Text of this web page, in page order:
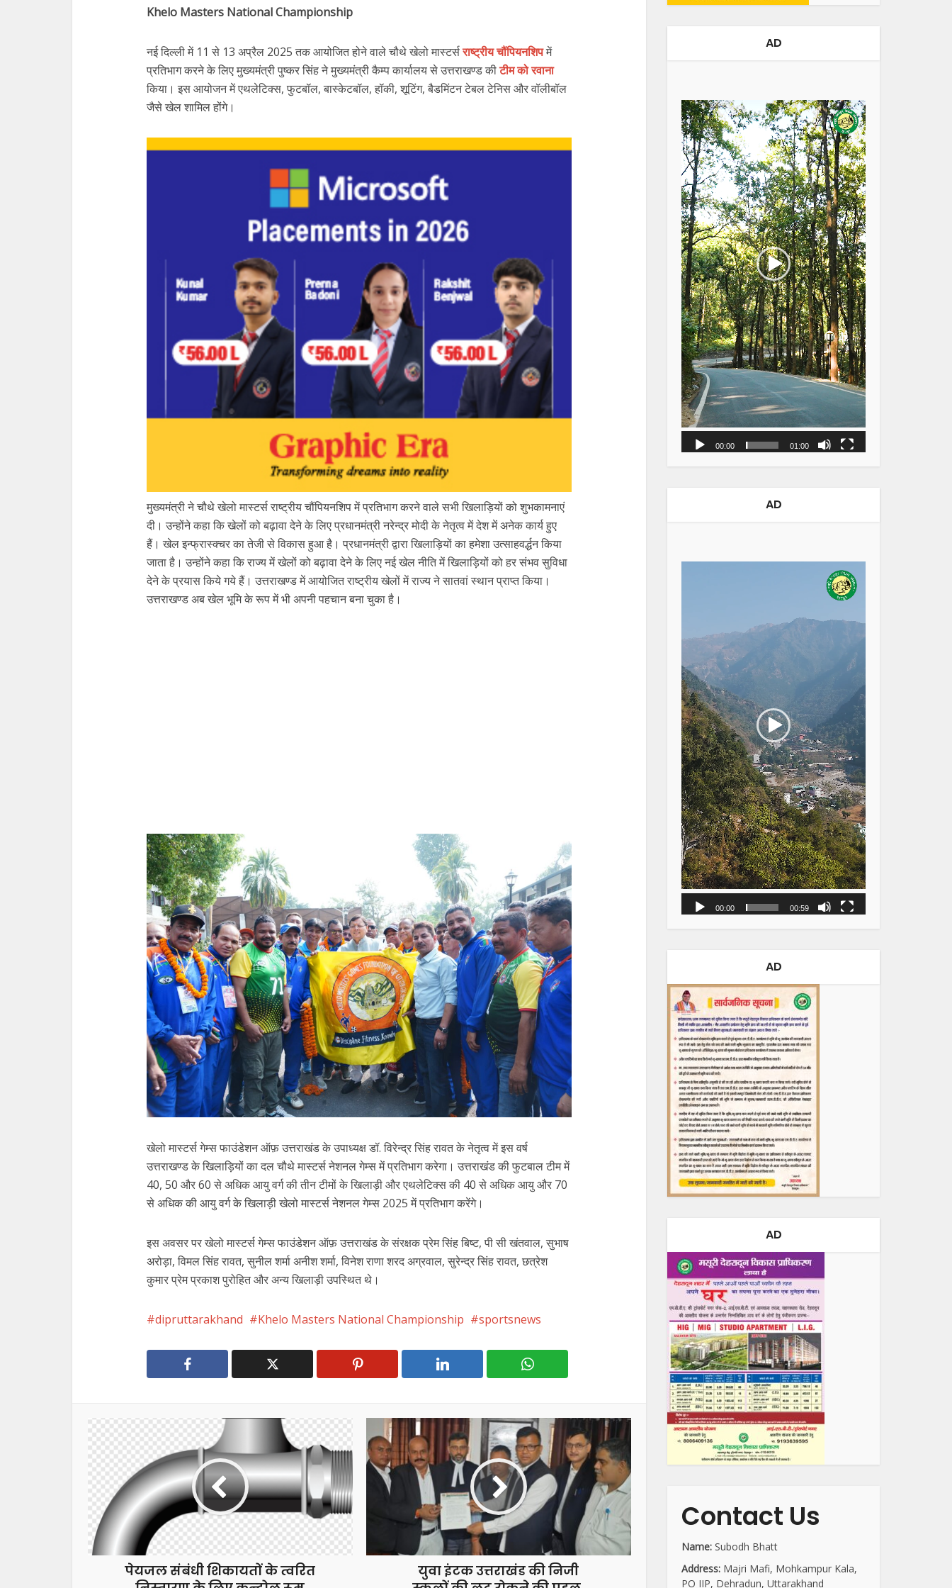
Khelo Masters National Championship
नई दिल्ली में 11 से 13 अप्रैल 2025 तक आयोजित होने वाले चौथे खेलो मास्टर्सराष्ट्रीय चौंपियनशिपमें
प्रतिभाग करने के लिए मुख्यमंत्री पुष्कर सिंह ने मुख्यमंत्री कैम्प कार्यालय से उत्तराखण्ड कीटीम को रवाना
किया। इस आयोजन में एथलेटिक्स, फुटबॉल, बास्केटबॉल, हॉकी, शूटिंग, बैडमिंटन टेबल टेनिस और वॉलीबॉल
जैसे खेल शामिल होंगे।
मुख्यमंत्री ने चौथे खेलो मास्टर्स राष्ट्रीय चौंपियनशिप में प्रतिभाग करने वाले सभी खिलाड़ियों को शुभकामनाएं
दी। उन्होंने कहा कि खेलों को बढ़ावा देने के लिए प्रधानमंत्री नरेन्द्र मोदी के नेतृत्व में देश में अनेक कार्य हुए
हैं। खेल इन्फ्रास्क्चर का तेजी से विकास हुआ है। प्रधानमंत्री द्वारा खिलाड़ियों का हमेशा उत्साहवर्द्धन किया
जाता है। उन्होंने कहा कि राज्य में खेलों को बढ़ावा देने के लिए नई खेल नीति में खिलाड़ियों को हर संभव सुविधा
देने के प्रयास किये गये हैं। उत्तराखण्ड में आयोजित राष्ट्रीय खेलों में राज्य ने सातवां स्थान प्राप्त किया।
उत्तराखण्ड अब खेल भूमि के रूप में भी अपनी पहचान बना चुका है।
खेलो मास्टर्स गेम्स फाउंडेशन ऑफ़ उत्तराखंड के उपाध्यक्ष डॉ. विरेन्द्र सिंह रावत के नेतृत्व में इस वर्ष
उत्तराखण्ड के खिलाड़ियों का दल चौथे मास्टर्स नेशनल गेम्स में प्रतिभाग करेगा। उत्तराखंड की फुटबाल टीम में
40, 50 और 60 से अधिक आयु वर्ग की तीन टीमों के खिलाड़ी और एथलेटिक्स की 40 से अधिक आयु और 70
से अधिक की आयु वर्ग के खिलाड़ी खेलो मास्टर्स नेशनल गेम्स 2025 में प्रतिभाग करेंगे।
इस अवसर पर खेलो मास्टर्स गेम्स फाउंडेशन ऑफ़ उत्तराखंड के संरक्षक प्रेम सिंह बिष्ट, पी सी खंतवाल, सुभाष
अरोड़ा, विमल सिंह रावत, सुनील शर्मा अनीश शर्मा, विनेश राणा शरद अग्रवाल, सुरेन्द्र सिंह रावत, छत्रेश
कुमार प्रेम प्रकाश पुरोहित और अन्य खिलाड़ी उपस्थित थे।
dipruttarakhand Khelo Masters National Championship sportsnews
पेयजल संबंधी शिकायतों के त्वरित
युवा इंटक उत्तराखंड की निजी
AD
00:00 01:00
AD
00:00 00:59
AD
AD
Contact Us
Name: Subodh Bhatt
Address: Majri Mafi, Mohkampur Kala,
PO IIP, Dehradun, Uttarakhand